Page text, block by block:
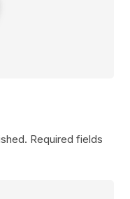
Required fields